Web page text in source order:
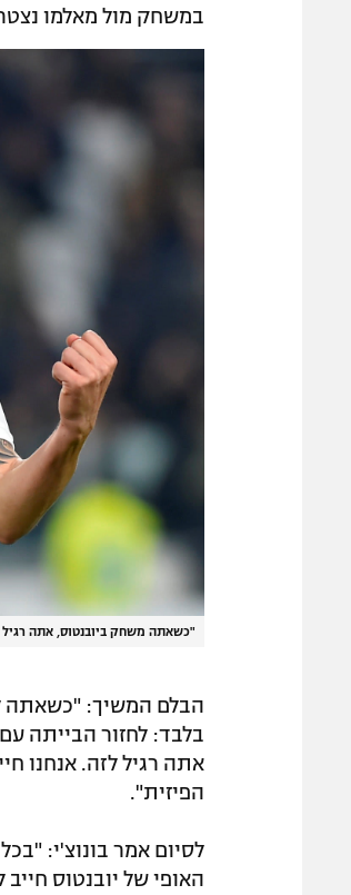
במשחק מול מאלמו
"כשאתה משחק ביובנטוס, אתה רגיל
הבלם המשיך: "כשאתה
בלבד: לחזור הבייתה
אתה רגיל לזה. אנחנו
הפיזית".
לסיום אמר בונוצ'י:
האופי של יובנטוס